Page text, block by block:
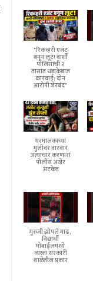
"रिकव्हरी एजंट
बनून लूट! बार्शी
पोलिसांची २
तासांत धडाकेबाज
कारवाई; दोन
आरोपी जेरबंद"
घरमालकाच्या
मुलीवर वारंवार
अत्याचार करणारा
पोलीस अखेर
अटकेत
गुरुजी झोपले गाढ,
विद्यार्थी
मोबाईलमध्ये
व्यस्त! सरकारी
शाळेतील प्रकार